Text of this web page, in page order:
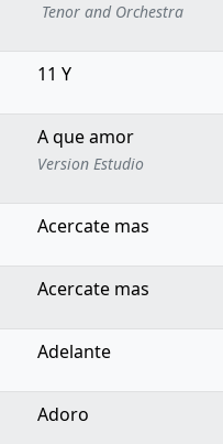
Tenor and Orchestra
11 Y
A que amor
Version Estudio
Acercate mas
Acercate mas
Adelante
Adoro